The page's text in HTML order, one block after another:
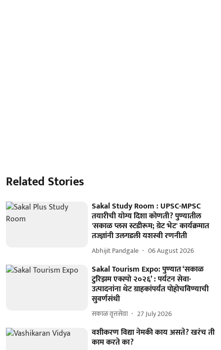
Related Stories
Sakal Study Room : UPSC-MPSC
तयारीची योग्य दिशा कोणती? पुण्यातील
'सकाळ प्लस स्टडीरूम; ग्रेट भेट' कार्यक्रमात
तज्ज्ञांनी उलगडली यशस्वी रणनीती
Abhijit Pandgale 06 August 2026
Sakal Tourism Expo: पुण्यात ‘सकाळ
टुरिझम एक्स्पो २०२६’ : पर्यटन सेवा-
उत्पादनांना थेट ग्राहकांपर्यंत पोहोचविण्याची
सुवर्णसंधी
सकाळ वृत्तसेवा 27 July 2026
वशीकरण विद्या नेमकी काय असते? खरंच ती
काम करते का?